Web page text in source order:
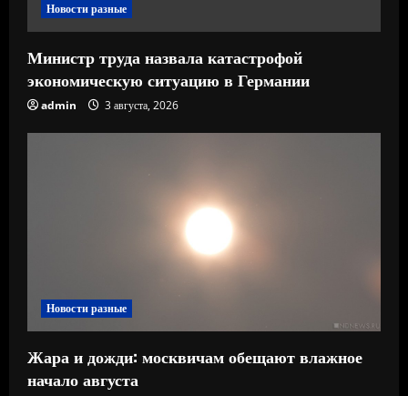
Новости разные
Министр труда назвала катастрофой
экономическую ситуацию в Германии
admin 3 августа, 2026
Новости разные
Жара и дожди: москвичам обещают влажное
начало августа